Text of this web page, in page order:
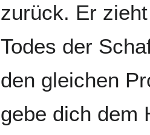
zurück. Er
Todes der
den gleichen
gebe dich dem